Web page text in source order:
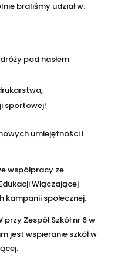
braliśmy udział w:
pod hasłem
sportowej!
umiejętności i
współpracy ze
Włączającej
kampanii społecznej.
Zespół Szkół nr 6 w
jest wspieranie szkół w